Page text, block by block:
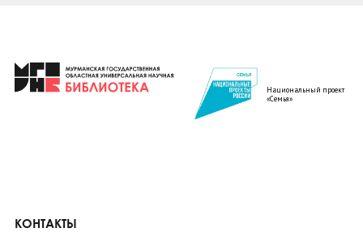
Национальный проект
«Семья»
КОНТАКТЫ